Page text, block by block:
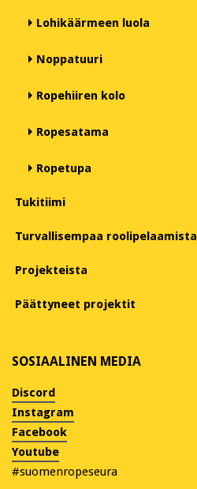
Lohikäärmeen luola
Noppatuuri
Ropehiiren kolo
Ropesatama
Ropetupa
Tukitiimi
Turvallisempaa roolipelaamista
Projekteista
Päättyneet projektit
SOSIAALINEN MEDIA
Discord
Instagram
Facebook
Youtube
#suomenropeseura